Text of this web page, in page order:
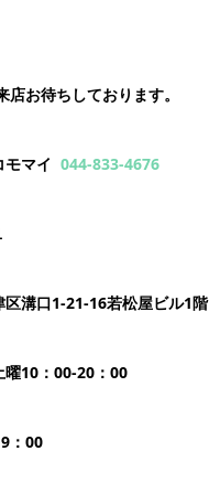
お待ちしております。
マイ 044-833-4676
溝口1-21-16若松屋ビル1階
曜10：00-20：00
：00